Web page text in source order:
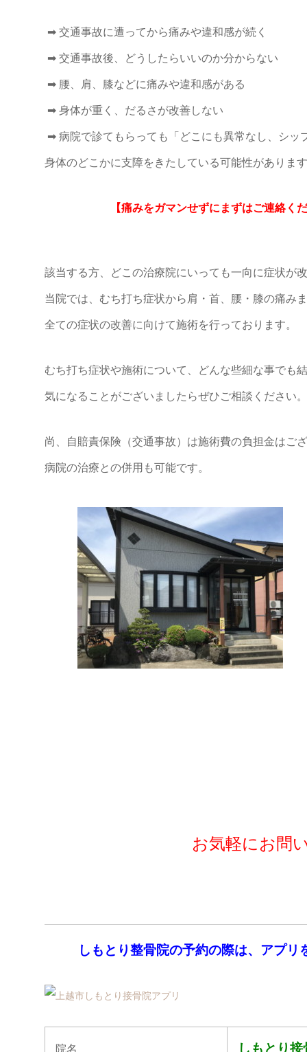
➡ 交通事故に遭ってから痛みや違和感が続く
➡ 交通事故後、どうしたらいいのか分からない
➡ 腰、肩、膝などに痛みや違和感がある
➡ 身体が重く、だるさが改善しない
➡ 病院で診てもらっても「どこにも異常なし、シッ
身体のどこかに支障をきたしている可能性がありま
【痛みをガマンせずにまずはご連絡く
該当する方、どこの治療院にいっても一向に症状が
当院では、むち打ち症状から肩・首、腰・膝の痛み
全ての症状の改善に向けて施術を行っております。
むち打ち症状や施術について、どんな些細な事でも
気になることがございましたらぜひご相談ください。
尚、自賠責保険（交通事故）は施術費の負担金はご
病院の治療との併用も可能です。
お気軽にお問
しもとり整骨院の予約の際は、アプ
院名 しもとり接